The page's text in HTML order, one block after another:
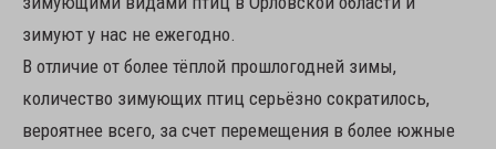
зимуют у нас не ежегодно.
В отличие от более тёплой прошлогодней зимы,
количество зимующих птиц серьёзно сократилось,
вероятнее всего, за счет перемещения в более южные